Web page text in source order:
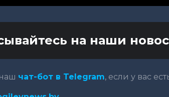
на наши
чат-бот в Telegram, если у вас